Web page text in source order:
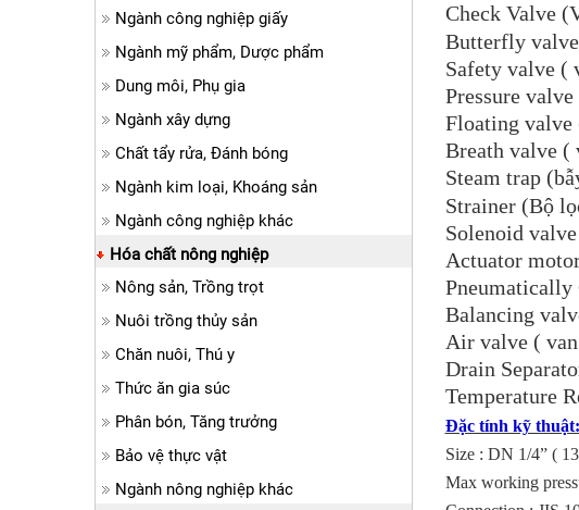
Check Valve
Butterfly
Safety valve (
Pressure
Floating valve
Breath valve (
Steam trap
Strainer (Bộ
Solenoid
Actuator
Pneumatically
Balancing
Air valve (
Drain
Temperature
Đặc tính kỹ thuật:
Size : DN 1/4” (
Max working
Ngành công nghiệp giấy
Ngành mỹ phẩm, Dược phẩm
Dung môi, Phụ gia
Ngành xây dựng
Chất tẩy rửa, Đánh bóng
Ngành kim loại, Khoáng sản
Ngành công nghiệp khác
Hóa chất nông nghiệp
Nông sản, Trồng trọt
Nuôi trồng thủy sản
Chăn nuôi, Thú y
Thức ăn gia súc
Phân bón, Tăng trưởng
Bảo vệ thực vật
Ngành nông nghiệp khác